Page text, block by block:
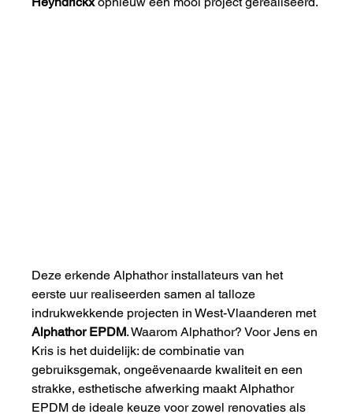
Deze erkende Alphathor installateurs van het
eerste uur realiseerden samen al talloze
indrukwekkende projecten in West-Vlaanderen met
Alphathor EPDM. Waarom Alphathor? Voor Jens en
Kris is het duidelijk: de combinatie van
gebruiksgemak, ongeëvenaarde kwaliteit en een
strakke, esthetische afwerking maakt Alphathor
EPDM de ideale keuze voor zowel renovaties als